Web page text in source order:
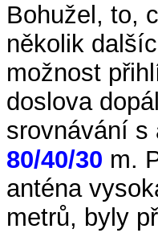
Bohužel, to,
několik
možnost
doslova
srovnávání s
80/40/30 m.
anténa
metrů, byly